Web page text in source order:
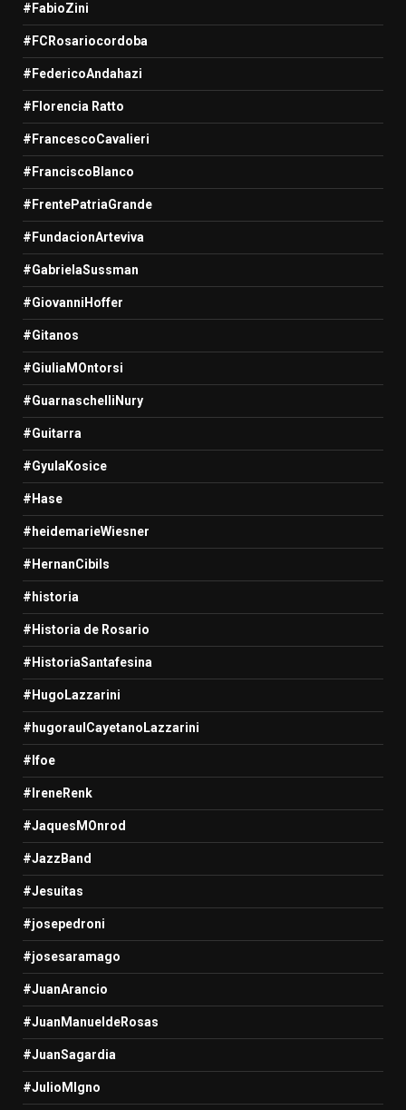
#FabioZini
#FCRosariocordoba
#FedericoAndahazi
#Florencia Ratto
#FrancescoCavalieri
#FranciscoBlanco
#FrentePatriaGrande
#FundacionArteviva
#GabrielaSussman
#GiovanniHoffer
#Gitanos
#GiuliaMOntorsi
#GuarnaschelliNury
#Guitarra
#GyulaKosice
#Hase
#heidemarieWiesner
#HernanCibils
#historia
#Historia de Rosario
#HistoriaSantafesina
#HugoLazzarini
#hugoraulCayetanoLazzarini
#Ifoe
#IreneRenk
#JaquesMOnrod
#JazzBand
#Jesuitas
#josepedroni
#josesaramago
#JuanArancio
#JuanManueldeRosas
#JuanSagardia
#JulioMIgno